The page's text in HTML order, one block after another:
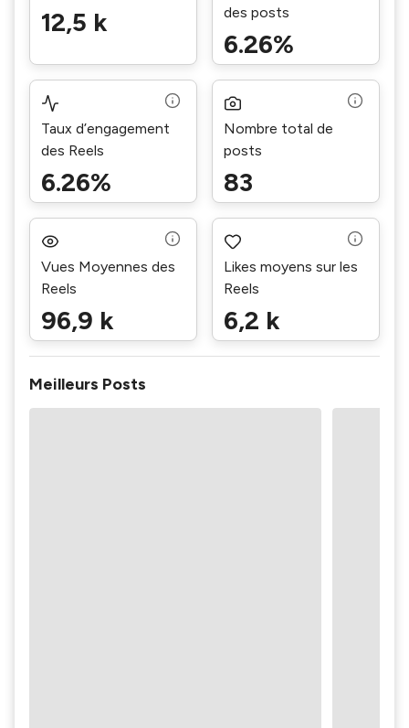
12,5 k
des posts
6.26%
Taux d’engagement
des Reels
6.26%
Nombre total de
posts
83
Vues Moyennes des
Reels
96,9 k
Likes moyens sur les
Reels
6,2 k
Meilleurs Posts